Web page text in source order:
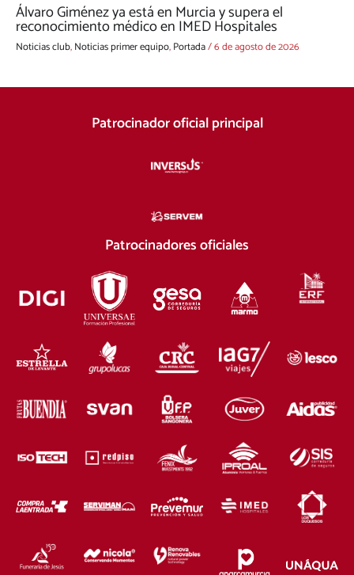
Álvaro Giménez ya está en Murcia y supera el
reconocimiento médico en IMED Hospitales
Noticias club,Noticias primer equipo,Portada/6 de agosto de 2026
Patrocinador oficial principal
Patrocinadores oficiales